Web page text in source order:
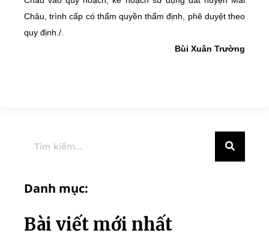
Châu, trình cấp có thẩm quyền thẩm định, phê duyệt theo
quy định./.
Bùi Xuân Trường
Danh mục:
Bài viết mới nhất